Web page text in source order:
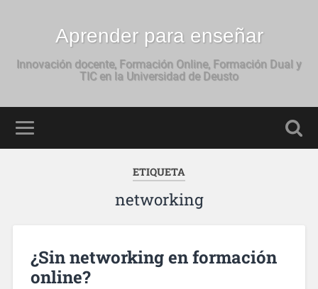
Aprender para enseñar
Innovación docente, Formación Online, Formación Dual y
TIC en la Universidad de Deusto
ETIQUETA
networking
¿Sin networking en formación
online?